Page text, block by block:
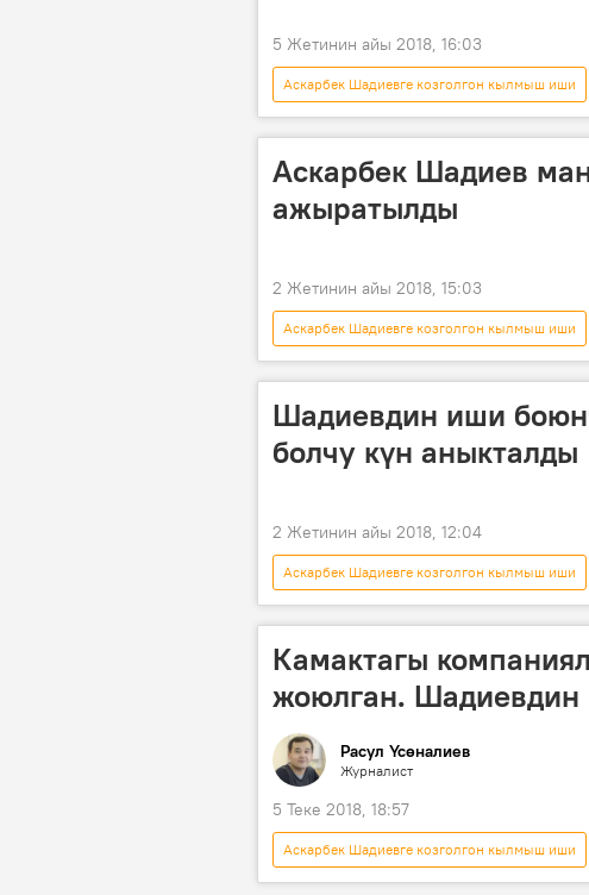
5 Жетинин айы 2018, 16:03
Аскарбек Шадиевге козголгон кылмыш иши
Алтынбек Сулайманов
Аскарбек
Аскарбек Шадиев
ажыратылды
2 Жетинин айы 2018, 15:03
Аскарбек Шадиевге козголгон кылмыш иши
Аскарбек Шадиев
коррупция
Шадиевдин иши
болчу күн аныкталды
2 Жетинин айы 2018, 12:04
Аскарбек Шадиевге козголгон кылмыш иши
Аскарбек Шадиев
коррупция
Камактагы
жоюлган. Шадиевдин
Расул Үсөналиев
Журналист
5 Теке 2018, 18:57
Аскарбек Шадиевге козголгон кылмыш иши
Аскарбек Шадиев
Улуттук